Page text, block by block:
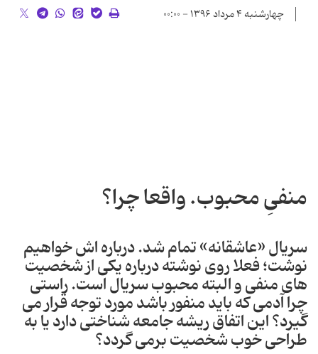
چهارشنبه ۴ مرداد ۱۳۹۶ - ۰۰:۰۰
منفیِ محبوب. واقعا چرا؟
سریال «عاشقانه» تمام شد. درباره اش خواهیم
نوشت؛ فعلا روی نوشته درباره یکی از شخصیت
های منفی و البته محبوب سریال است. راستی
چرا آدمی که باید منفور باشد مورد توجه قرار می
گیرد؟ این اتفاق ریشه جامعه شناختی دارد یا به
طراحی خوب شخصیت برمی گردد؟